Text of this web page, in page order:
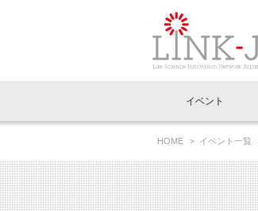
イベントお知らせメ
イベント
イベント一覧
LINK-J主催・共催
Out of Box相談室
インタビュー・コラ
スペシャルインタビ
ニュース一覧
トピック
理事長挨拶
国内外連携
特別会員一覧
専用メニューはこち
ラウンジ・会議室
アクセス
HOME イベント一覧